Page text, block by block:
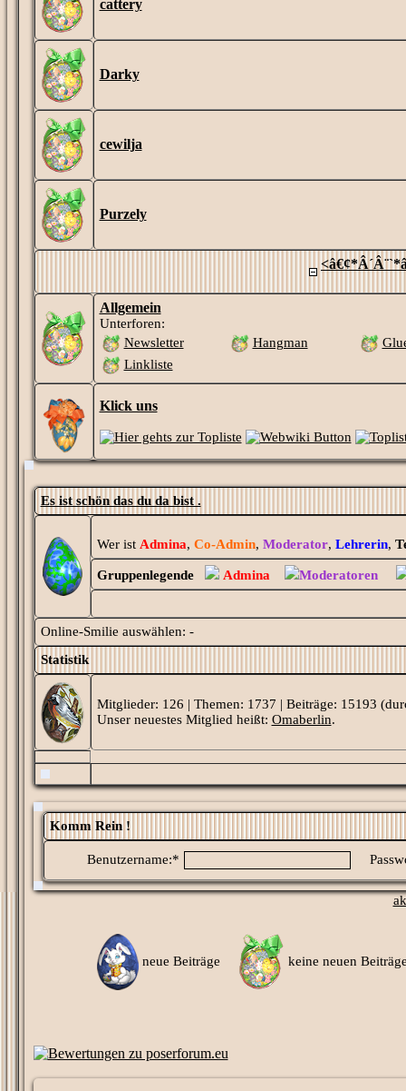
cattery
Darky
cewilja
Purzely
Allgemein
Unterforen:
Newsletter
Hangman
Linkliste
Klick uns
Es ist schön das du da bist .
Wer ist Admina, Co-Admin, Moderator, Lehrerin,
Gruppenlegende Admina Moderatoren
Online-Smilie auswählen: -
Statistik
Mitglieder: 126 | Themen: 1737 | Beiträge: 15193
Unser neuestes Mitglied heißt: Omaberlin.
Komm Rein !
Benutzername:*
neue Beiträge keine neuen